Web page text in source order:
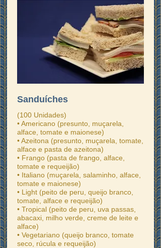
Sanduíches
(100 Unidades)
• Americano (presunto, muçarela,
alface, tomate e maionese)
• Azeitona (presunto, muçarela, tomate,
alface e pasta de azeitona)
• Frango (pasta de frango, alface,
tomate e requeijão)
• Italiano (muçarela, salaminho, alface,
tomate e maionese)
• Light (peito de peru, queijo branco,
tomate, alface e requeijão)
• Tropical (peito de peru, uva passas,
abacaxi, milho verde, creme de leite e
alface)
• Vegetariano (queijo branco, tomate
seco, rúcula e requeijão)